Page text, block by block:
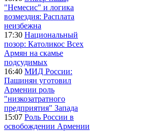
"Немесис" и логика
возмездия: Расплата
неизбежна
17:30 Национальный
позор: Католикос Всех
Армян на скамье
подсудимых
16:40 МИД России:
Пашинян уготовил
Армении роль
"низкозатратного
предприятия" Запада
15:07 Роль России в
освобождении Армении